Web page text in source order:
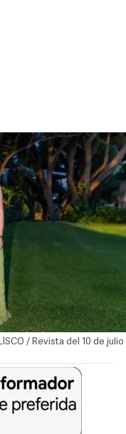
/ Revista del 10 de julio